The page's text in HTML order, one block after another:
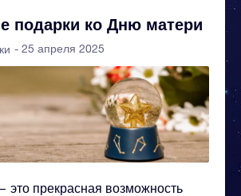
подарки ко Дню матери
- 25 апреля 2025
это прекрасная возможность